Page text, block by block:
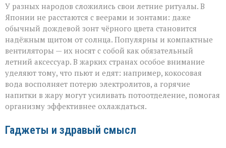
У разных народов сложились свои летние ритуалы. В
Японии не расстаются с веерами и зонтами: даже
обычный дождевой зонт чёрного цвета становится
надёжным щитом от солнца. Популярны и компактные
вентиляторы — их носят с собой как обязательный
летний аксессуар. В жарких странах особое внимание
уделяют тому, что пьют и едят: например, кокосовая
вода восполняет потерю электролитов, а горячие
напитки в жару могут усиливать потоотделение, помогая
организму эффективнее охлаждаться.
Гаджеты и здравый смысл